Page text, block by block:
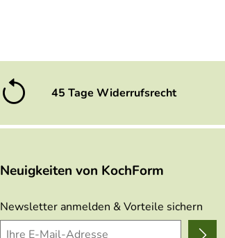
45 Tage Widerrufsrecht
Neuigkeiten von KochForm
Newsletter anmelden & Vorteile sichern